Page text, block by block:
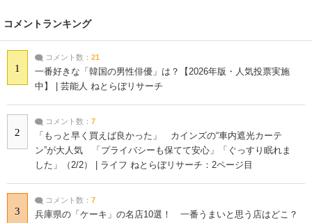
コメントランキング
1
コメント数： 21
一番好きな「韓国の男性俳優」は？【2026年版・人気投票実施
中】 | 芸能人 ねとらぼリサーチ
2
コメント数： 7
「もっと早く買えば良かった」 カインズの“車内遮光カーテ
ン”が大人気 「プライバシーも保てて安心」「ぐっすり眠れま
した」（2/2） | ライフ ねとらぼリサーチ：2ページ目
3
コメント数： 7
兵庫県の「ケーキ」の名店10選！ 一番うまいと思う店はどこ？